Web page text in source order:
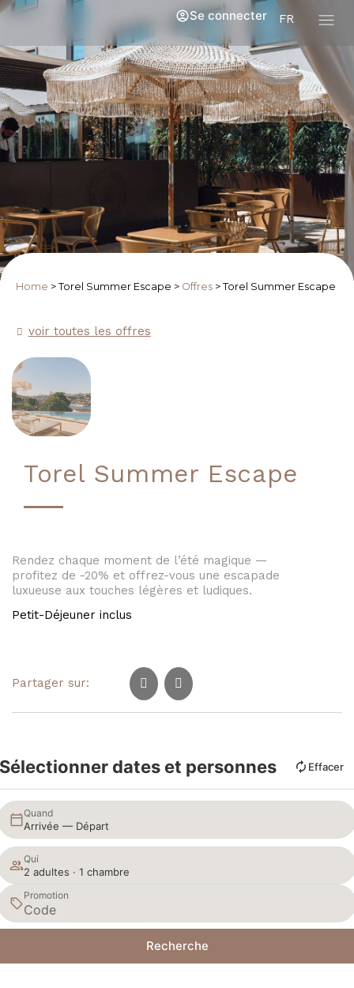
FR
Se connecter
Home > Torel Summer Escape > Offres > Torel Summer Escape
voir toutes les offres
Torel Summer Escape
Rendez chaque moment de l’été magique —
profitez de -20% et offrez-vous une escapade
luxueuse aux touches légères et ludiques.
Petit-Déjeuner inclus
Partager sur:
Sélectionner dates et personnes Effacer
Quand
Arrivée — Départ
Qui
2 adultes · 1 chambre
Promotion
Recherche